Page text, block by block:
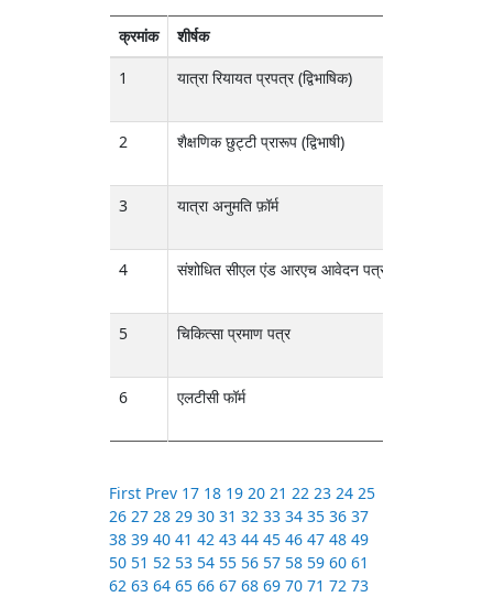
क्रमांक शीर्षक
1
यात्रा रियायत प्रपत्र (द्विभाषिक)
2 शैक्षणिक छुट्टी प्रारूप (द्विभाषी)
3 यात्रा अनुमति फ़ॉर्म
4 संशोधित सीएल एंड आरएच आवेदन पत्र
5 चिकित्सा प्रमाण पत्र
6 एलटीसी फॉर्म
First Prev 17 18 19 20 21 22 23 24 25
26 27 28 29 30 31 32 33 34 35 36 37
38 39 40 41 42 43 44 45 46 47 48 49
50 51 52 53 54 55 56 57 58 59 60 61
62 63 64 65 66 67 68 69 70 71 72 73